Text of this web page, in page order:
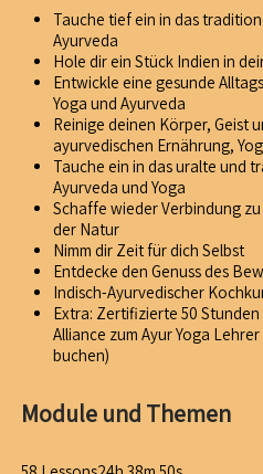
Tauche tief ein in das
Ayurveda
Hole dir ein Stück Indien in
Entwickle eine gesunde
Yoga und Ayurveda
Reinige deinen Körper, Geist
ayurvedischen Ernährung,
Tauche ein in das uralte und
Ayurveda und Yoga
Schaffe wieder Verbindung
der Natur
Nimm dir Zeit für dich Selbst
Entdecke den Genuss des
Indisch-Ayurvedischer
Extra: Zertifizierte 50
Alliance zum Ayur Yoga
buchen)
Module und Themen